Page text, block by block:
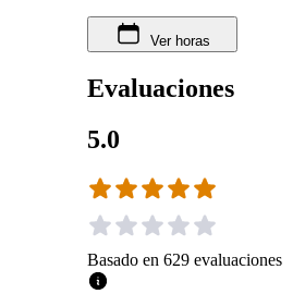
Ver horas
Evaluaciones
5.0
Basado en 629 evaluaciones